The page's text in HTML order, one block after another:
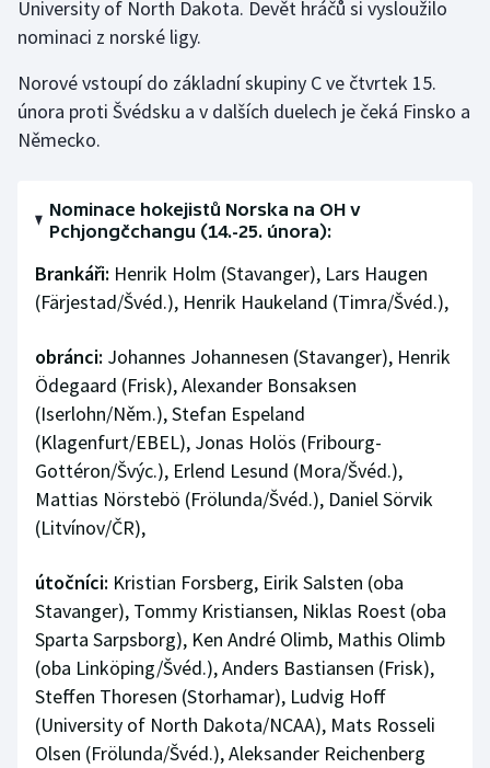
Short track
Sportovní střelba
Stolní tenis
Veslování
Vodní slalom
Ostatní
University of North Dakota. Devět hráčů si vysloužilo
nominaci z norské ligy.
Norové vstoupí do základní skupiny C ve čtvrtek 15.
února proti Švédsku a v dalších duelech je čeká Finsko a
Německo.
Nominace hokejistů Norska na OH v
Pchjongčchangu (14.-25. února):
Brankáři: Henrik Holm (Stavanger), Lars Haugen
(Färjestad/Švéd.), Henrik Haukeland (Timra/Švéd.),
obránci: Johannes Johannesen (Stavanger), Henrik
Ödegaard (Frisk), Alexander Bonsaksen
(Iserlohn/Něm.), Stefan Espeland
(Klagenfurt/EBEL), Jonas Holös (Fribourg-
Gottéron/Švýc.), Erlend Lesund (Mora/Švéd.),
Mattias Nörstebö (Frölunda/Švéd.), Daniel Sörvik
(Litvínov/ČR),
útočníci: Kristian Forsberg, Eirik Salsten (oba
Stavanger), Tommy Kristiansen, Niklas Roest (oba
Sparta Sarpsborg), Ken André Olimb, Mathis Olimb
(oba Linköping/Švéd.), Anders Bastiansen (Frisk),
Steffen Thoresen (Storhamar), Ludvig Hoff
(University of North Dakota/NCAA), Mats Rosseli
Olsen (Frölunda/Švéd.), Aleksander Reichenberg